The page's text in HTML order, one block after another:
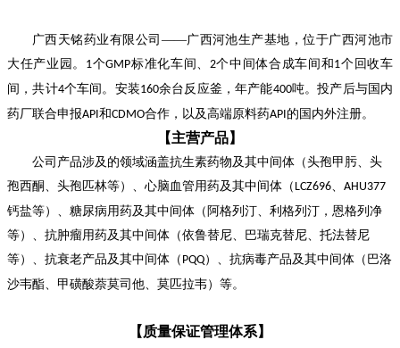
广西天铭药业有限公司——广西河池生产基地，位于广西河池市
大任产业园。 1个GMP标准化车间、 2个中间体合成车间和 1个 回收车
间，共计4个车间。安装160余台反应釜，年产能400吨。投产后与国内
药厂联合申报API和CDMO合作，以及高端原料药API的国内外注册。
【主营产品】
公司产品涉及的领域涵盖抗生素药物及其中间体（头孢甲肟、头
孢西酮、头孢匹林等）、心脑 血管用药及其中间体（ LCZ696、 AHU377
钙盐等）、糖尿病用药及其中间体（阿格列汀、利格列汀，恩格列净
等）、抗肿瘤用药及其中间体（依鲁替尼、巴瑞克替尼、托法替尼
等）、抗衰老产品及其中间体（ PQQ）、抗病毒产品及其中间体（巴洛
沙韦酯、甲磺酸萘莫司他、莫匹拉韦）等。
【质量保证管理体系】